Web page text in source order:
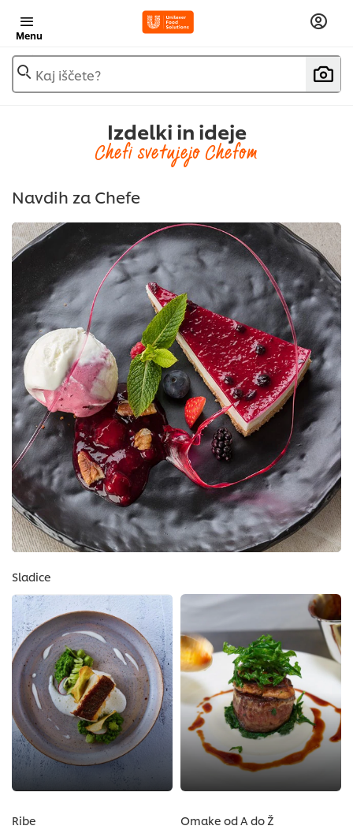
Menu
Kaj iščete?
Izdelki in ideje
Chefi svetujejo Chefom
Navdih za Chefe
Sladice
Ribe Omake od A do Ž